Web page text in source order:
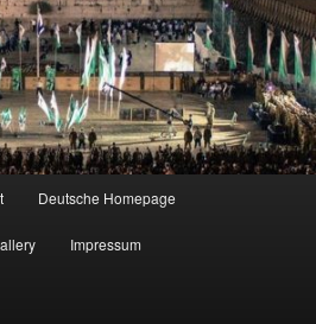
Deutsche Homepage
Impressum